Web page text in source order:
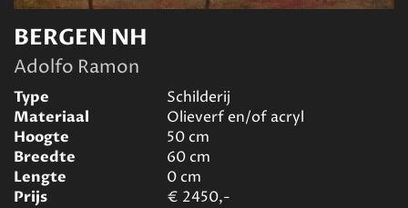
BERGEN NH
Adolfo Ramon
Type
Schilderij
Materiaal
Olieverf en/of acryl
Hoogte
50cm
Breedte
60cm
Lengte
0cm
Prijs
€ 2450,-